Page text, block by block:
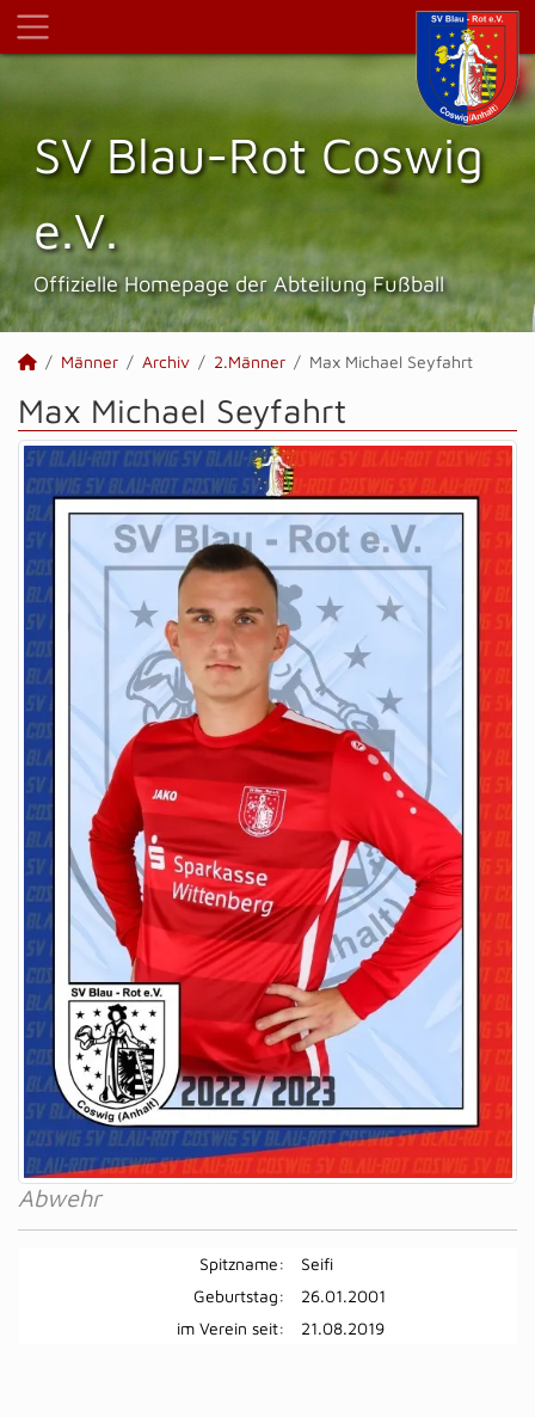
SV Blau-Rot Coswig
e.V.
Offizielle Homepage der Abteilung Fußball
Männer Archiv 2.Männer Max Michael Seyfahrt
Max Michael Seyfahrt
Abwehr
Spitzname:
Seifi
Geburtstag:
26.01.2001
im Verein seit:
21.08.2019